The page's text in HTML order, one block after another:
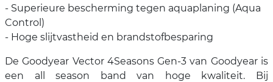
- Superieure bescherming tegen aquaplaning (Aqua
Control)
- Hoge slijtvastheid en brandstofbesparing
De Goodyear Vector 4Seasons Gen-3 van Goodyear is
een all season band van hoge kwaliteit. Bij